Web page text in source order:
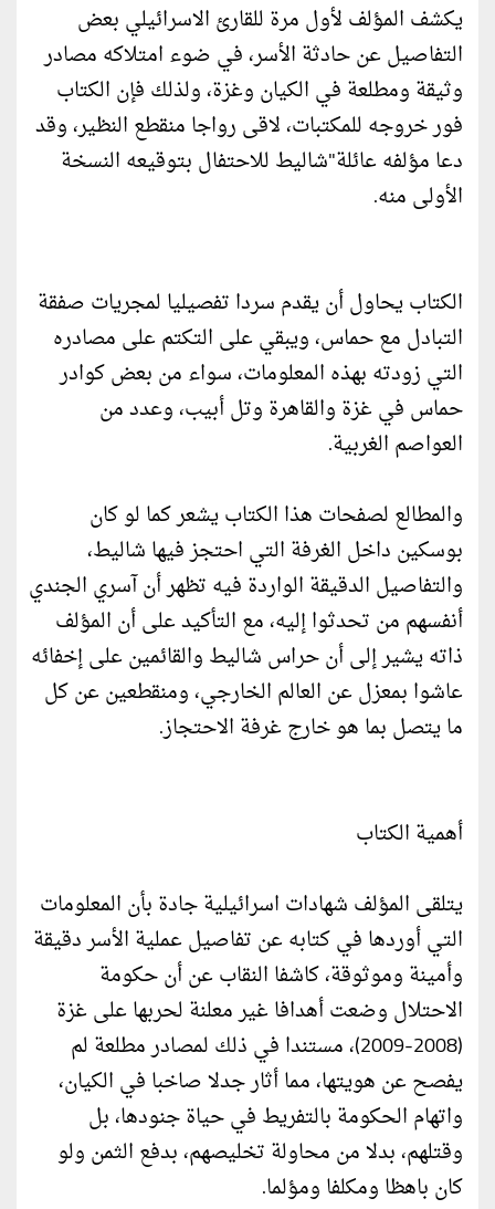
يكشف المؤلف لأول مرة للقارئ الاسرائيلي بعض
التفاصيل عن حادثة الأسر، في ضوء امتلاكه مصادر
وثيقة ومطلعة في الكيان وغزة، ولذلك فإن الكتاب
فور خروجه للمكتبات، لاقى رواجا منقطع النظير، وقد
دعا مؤلفه عائلة"شاليط للاحتفال بتوقيعه النسخة
الأولى منه.
الكتاب يحاول أن يقدم سردا تفصيليا لمجريات صفقة
التبادل مع حماس، ويبقي على التكتم على مصادره
التي زودته بهذه المعلومات، سواء من بعض كوادر
حماس في غزة والقاهرة وتل أبيب، وعدد من
العواصم الغربية.
والمطالع لصفحات هذا الكتاب يشعر كما لو كان
بوسكين داخل الغرفة التي احتجز فيها شاليط،
والتفاصيل الدقيقة الواردة فيه تظهر أن آسري الجندي
أنفسهم من تحدثوا إليه، مع التأكيد على أن المؤلف
ذاته يشير إلى أن حراس شاليط والقائمين على إخفائه
عاشوا بمعزل عن العالم الخارجي، ومنقطعين عن كل
ما يتصل بما هو خارج غرفة الاحتجاز.
أهمية الكتاب
يتلقى المؤلف شهادات اسرائيلية جادة بأن المعلومات
التي أوردها في كتابه عن تفاصيل عملية الأسر دقيقة
وأمينة وموثوقة، كاشفا النقاب عن أن حكومة
الاحتلال وضعت أهدافا غير معلنة لحربها على غزة
(2008-2009)، مستندا في ذلك لمصادر مطلعة لم
يفصح عن هويتها، مما أثار جدلا صاخبا في الكيان،
واتهام الحكومة بالتفريط في حياة جنودها، بل
وقتلهم، بدلا من محاولة تخليصهم، بدفع الثمن ولو
كان باهظا ومكلفا ومؤلما.